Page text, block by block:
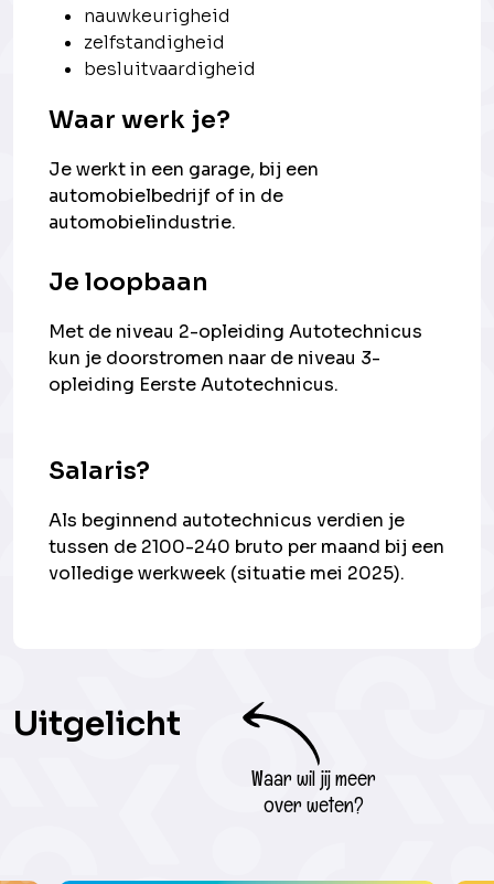
nauwkeurigheid
zelfstandigheid
besluitvaardigheid
Waar werk je?
Je werkt in een garage, bij een
automobielbedrijf of in de
automobielindustrie.
Je loopbaan
Met de niveau 2-opleiding Autotechnicus
kun je doorstromen naar de niveau 3-
opleiding Eerste Autotechnicus.
Salaris?
Als beginnend autotechnicus verdien je
tussen de 2100-240 bruto per maand bij een
volledige werkweek (situatie mei 2025).
Uitgelicht
Waar wil jij meer
over weten?